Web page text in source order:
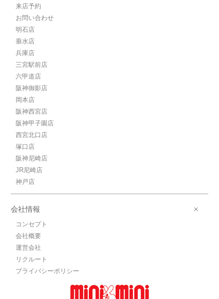
来店予約
お問い合わせ
明石店
垂水店
兵庫店
三宮駅前店
六甲道店
阪神御影店
岡本店
阪神西宮店
阪神甲子園店
西宮北口店
塚口店
阪神尼崎店
JR尼崎店
神戸店
会社情報
コンセプト
会社概要
運営会社
リクルート
プライバシーポリシー